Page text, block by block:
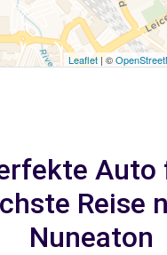
Leaflet| ©
Auto
Reise
Nuneaton